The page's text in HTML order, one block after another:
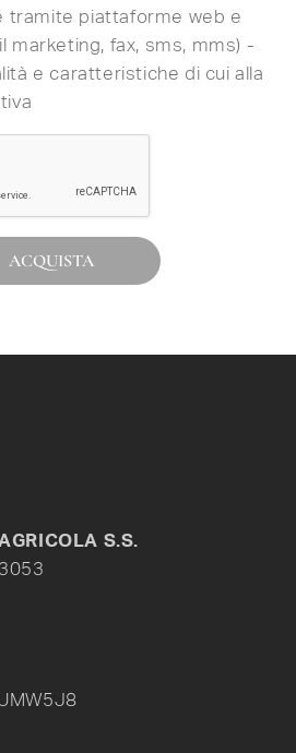
tramite piattaforme web e
marketing, fax, sms, mms) -
e caratteristiche di cui alla
ACQUISTA
S.S.